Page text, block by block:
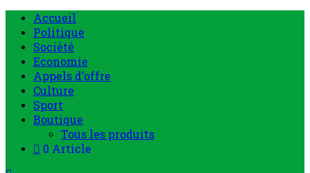
Accueil
Politique
Société
Economie
Appels d’offre
Culture
Sport
Boutique
Tous les produits
0 Article